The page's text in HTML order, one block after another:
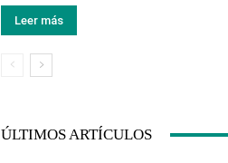
Leer más
ÚLTIMOS ARTÍCULOS